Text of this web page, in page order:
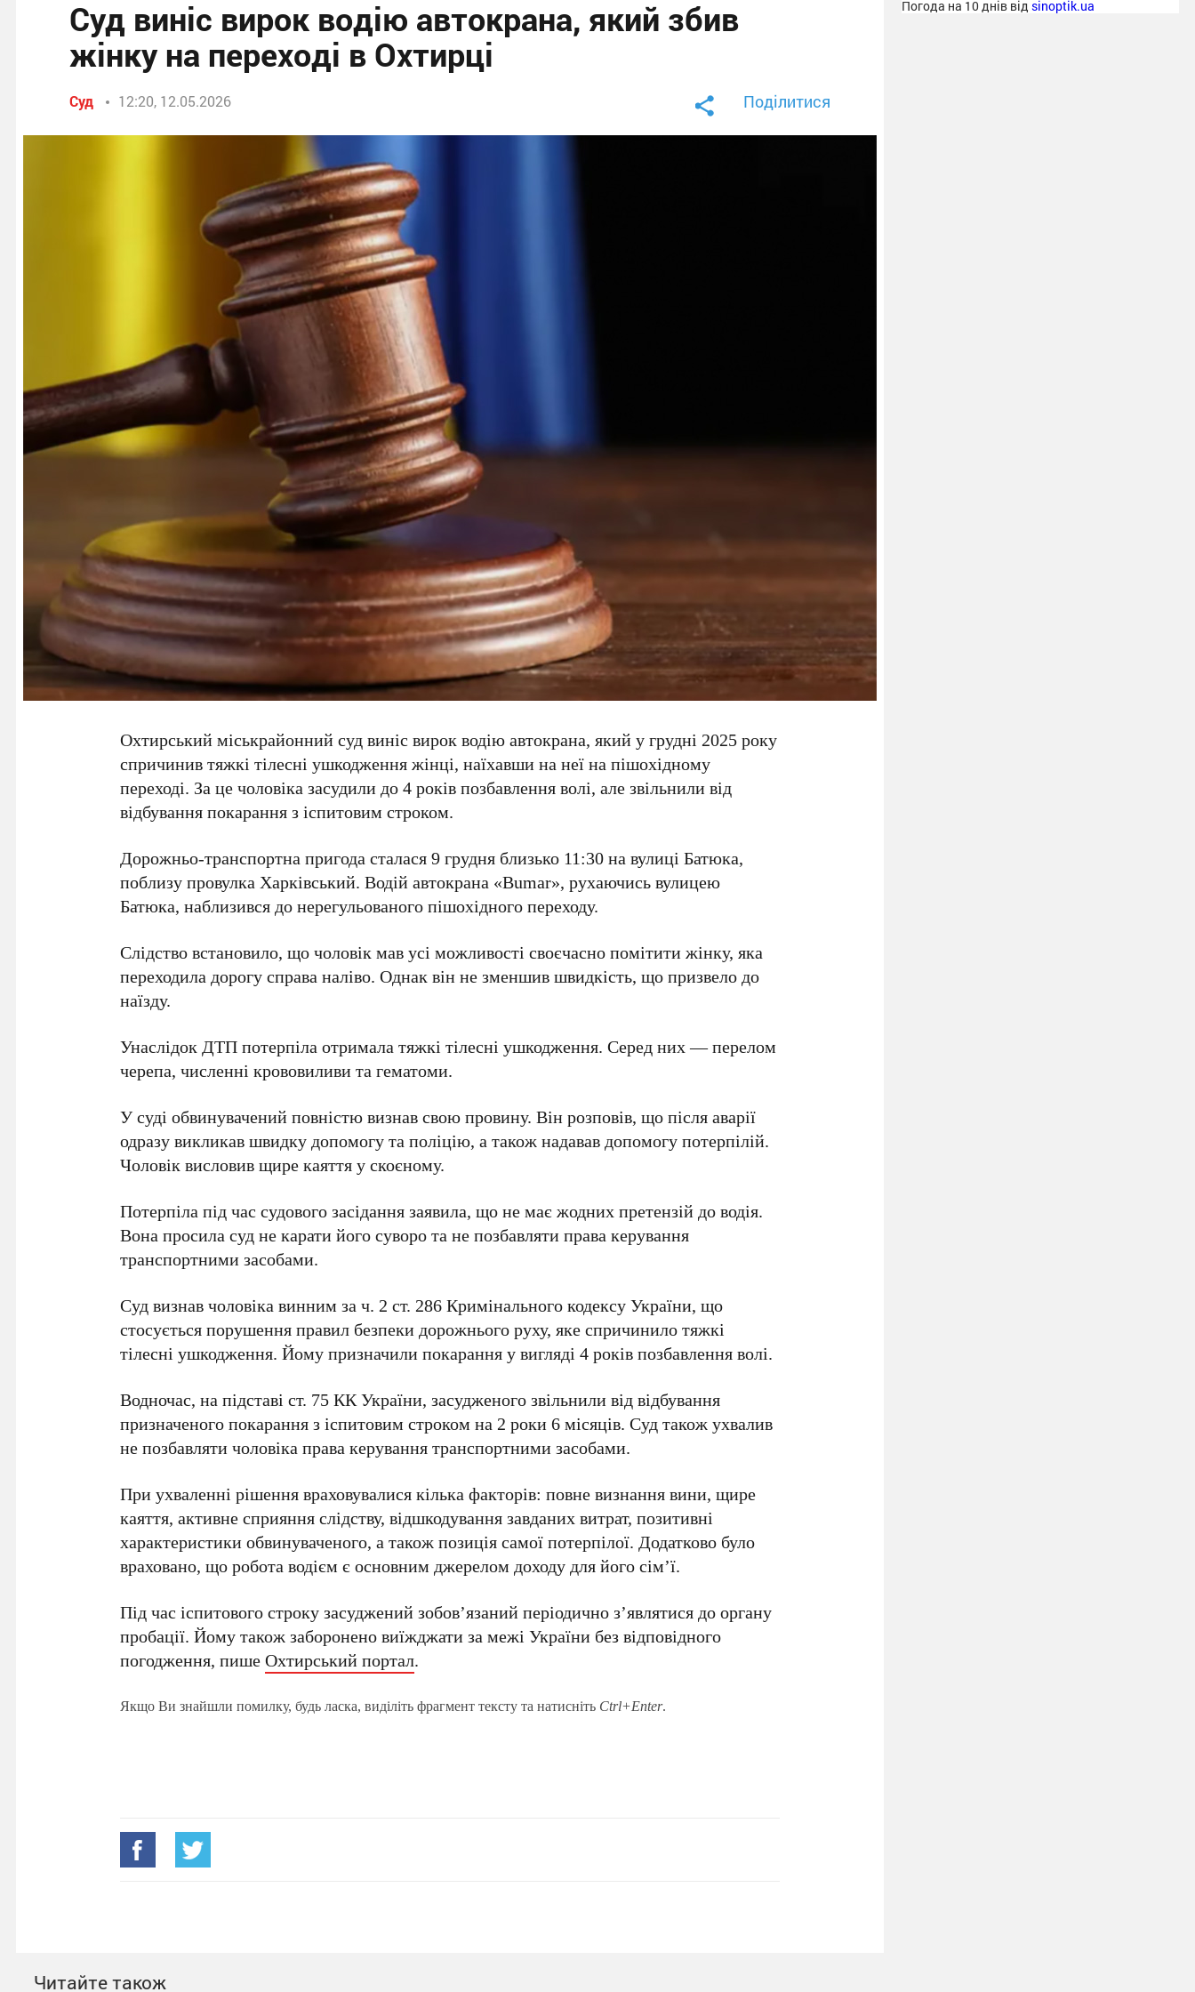
Суд виніс вирок водію автокрана, який збив
жінку на переході в Охтирці
Суд 12:20, 12.05.2026 Поділитися
Охтирський міськрайонний суд виніс вирок водію автокрана, який у грудні2025року
спричинив тяжкі тілесні ушкодження жінці, наїхавши на неї на пішохідному
переході. За це чоловіка засудили до4років позбавлення волі, але звільнили від
відбування покарання з іспитовим строком.
Дорожньо-транспортна пригода сталася9грудня близько 11:30на вулиці Батюка,
поблизу провулка Харківський. Водій автокрана «Bumar», рухаючись вулицею
Батюка, наблизився до нерегульованого пішохідного переходу.
Слідство встановило, що чоловік мав усі можливості своєчасно помітити жінку, яка
переходила дорогу справа наліво. Однак він не зменшив швидкість, що призвело до
наїзду.
Унаслідок ДТП потерпіла отримала тяжкі тілесні ушкодження. Серед них — перелом
черепа, численні крововиливи та гематоми.
У суді обвинувачений повністю визнав свою провину. Він розповів, що після аварії
одразу викликав швидку допомогу та поліцію, а також надавав допомогу потерпілій.
Чоловік висловив щире каяття у скоєному.
Потерпіла під час судового засідання заявила, що не має жодних претензій до водія.
Вона просила суд не карати його суворо та не позбавляти права керування
транспортними засобами.
Суд визнав чоловіка винним зач. 2 ст. 286 Кримінального кодексу України, що
стосується порушення правил безпеки дорожнього руху, яке спричинило тяжкі
тілесні ушкодження. Йому призначили покарання у вигляді4років позбавлення волі.
Водночас, на підставіст. 75 КК України, засудженого звільнили від відбування
призначеного покарання з іспитовим строком на2 роки6місяців. Суд також ухвалив
не позбавляти чоловіка права керування транспортними засобами.
При ухваленні рішення враховувалися кілька факторів: повне визнання вини, щире
каяття, активне сприяння слідству, відшкодування завданих витрат, позитивні
характеристики обвинуваченого, а також позиція самої потерпілої. Додатково було
враховано, що робота водієм є основним джерелом доходу для його сім’ї.
Під час іспитового строку засуджений зобов’язаний періодично з’являтися до органу
пробації. Йому також заборонено виїжджати за межі України без відповідного
погодження, пишеОхтирський портал.
Якщо Ви знайшли помилку, будь ласка, виділіть фрагмент тексту та натисніть Ctrl+Enter.
Читайте також
Погода на 10 днів від sinoptik.ua